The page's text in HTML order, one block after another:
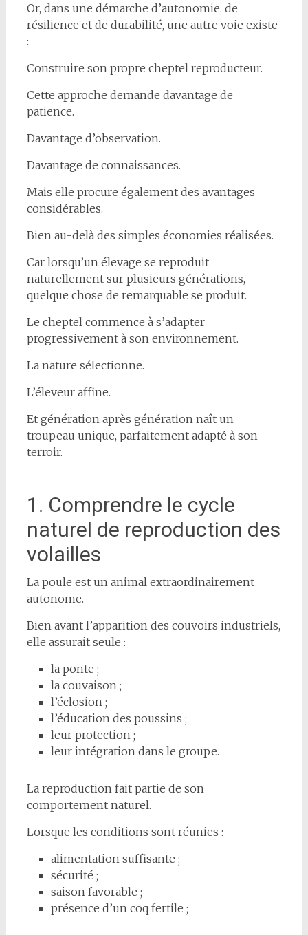
Or, dans une démarche d’autonomie, de
résilience et de durabilité, une autre voie existe
:
Construire son propre cheptel reproducteur.
Cette approche demande davantage de
patience.
Davantage d’observation.
Davantage de connaissances.
Mais elle procure également des avantages
considérables.
Bien au-delà des simples économies réalisées.
Car lorsqu’un élevage se reproduit
naturellement sur plusieurs générations,
quelque chose de remarquable se produit.
Le cheptel commence à s’adapter
progressivement à son environnement.
La nature sélectionne.
L’éleveur affine.
Et génération après génération naît un
troupeau unique, parfaitement adapté à son
terroir.
1. Comprendre le cycle
naturel de reproduction des
volailles
La poule est un animal extraordinairement
autonome.
Bien avant l’apparition des couvoirs industriels,
elle assurait seule :
la ponte ;
la couvaison ;
l’éclosion ;
l’éducation des poussins ;
leur protection ;
leur intégration dans le groupe.
La reproduction fait partie de son
comportement naturel.
Lorsque les conditions sont réunies :
alimentation suffisante ;
sécurité ;
saison favorable ;
présence d’un coq fertile ;